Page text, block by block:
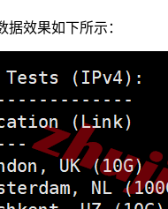
据效果如下所示：